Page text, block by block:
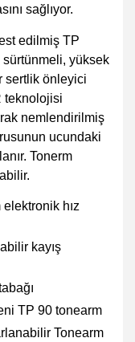
sağlıyor.
edilmiş TP
sürtünmeli, yüksek
sertlik önleyici
teknolojisi
nemlendirilmiş
ucundaki
Tonerm
hız
kayış
TP 90 tonearm
Tonearm